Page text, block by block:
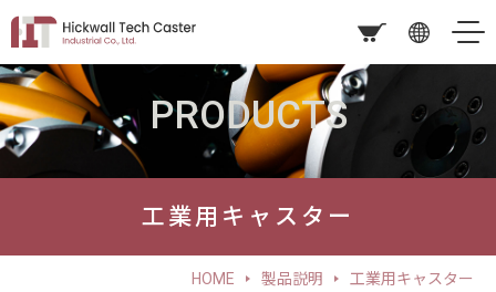
PRODUCTS
工業用キャスター
HOME 製品説明
工業用キャスター